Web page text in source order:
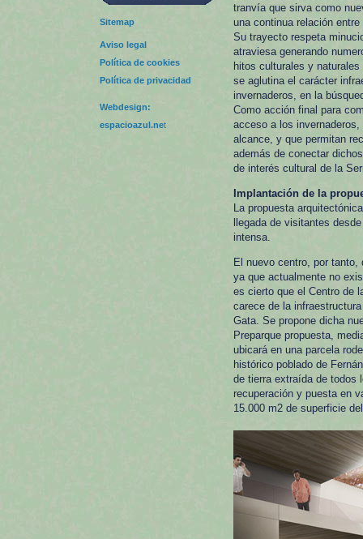
Sitemap
Aviso legal
Política de cookies
Política de privacidad
Webdesign:
espacioazul.net
tranvía que sirva como
una continua relación
Su trayecto respeta
atraviesa generando
hitos culturales y
se aglutina el carácter
invernaderos, en la
Como acción final para
acceso a los
alcance, y que permitan
además de conectar
de interés cultural de la
Implantación de la
La propuesta
llegada de visitantes
intensa.
El nuevo centro, por
ya que actualmente no
es cierto que el Centro de
carece de la
Gata. Se propone dicha
Preparque propuesta,
ubicará en una parcela
histórico poblado de
de tierra extraída de todos
recuperación y puesta en
15.000 m2 de superficie